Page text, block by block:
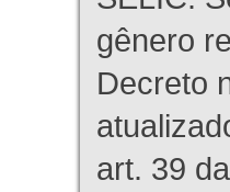
gênero
Decreto
art. 39